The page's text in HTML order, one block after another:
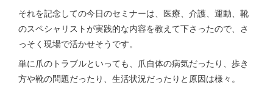
それを記念しての今日のセミナーは、医療、介護、運動、靴
のスペシャリストが実践的な内容を教えて下さったので、さ
っそく現場で活かせそうです。
単に爪のトラブルといっても、爪自体の病気だったり、歩き
方や靴の問題だったり、生活状況だったりと原因は様々。